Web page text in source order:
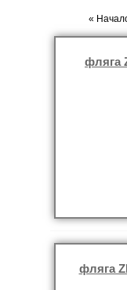
«
фляга
фляга